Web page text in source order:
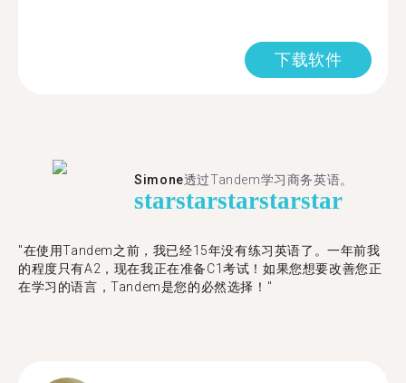
下载软件
Simone透过Tandem学习商务英语。
starstarstarstarstar
"在使用Tandem之前，我已经15年没有练习英语了。一年前我
的程度只有A2，现在我正在准备C1考试！如果您想要改善您正
在学习的语言，Tandem是您的必然选择！"